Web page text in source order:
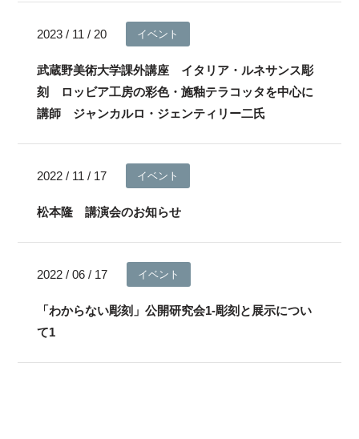
2023 / 11 / 20 イベント
武蔵野美術大学課外講座 イタリア・ルネサンス彫
刻 ロッビア工房の彩色・施釉テラコッタを中心に
講師 ジャンカルロ・ジェンティリー二氏
2022 / 11 / 17 イベント
松本隆 講演会のお知らせ
2022 / 06 / 17 イベント
「わからない彫刻」公開研究会1-彫刻と展示につい
て1